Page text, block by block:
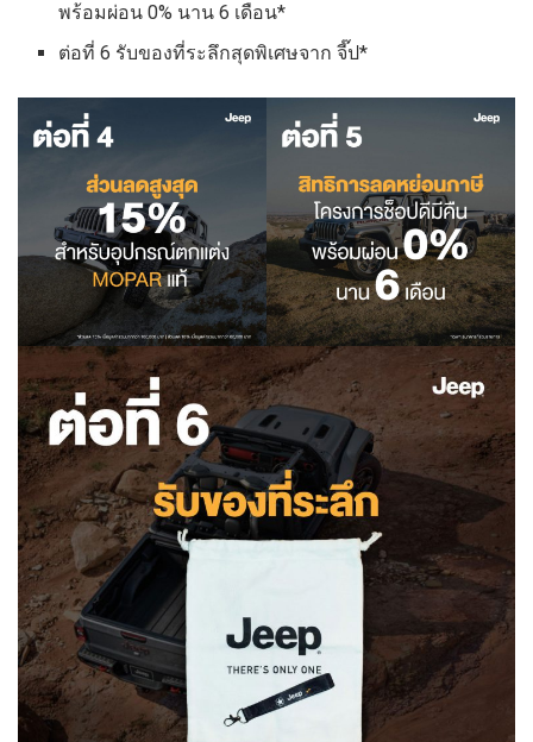
พร้อมผ่อน 0% นาน 6 เดือน*
ต่อที่ 6 รับของที่ระลึกสุดพิเศษจาก จี๊ป*